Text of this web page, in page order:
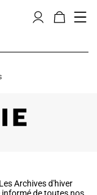
Archives d'hiver
de toutes nos